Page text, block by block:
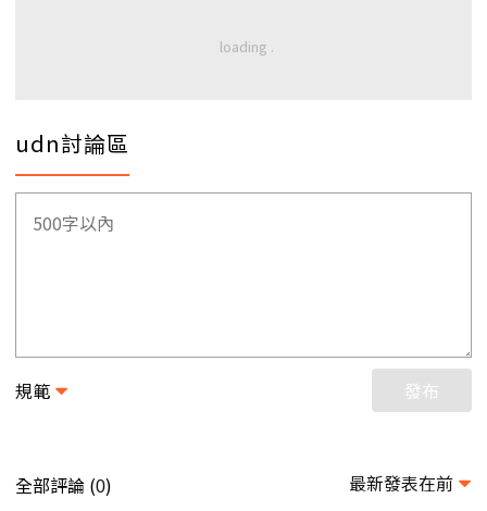
udn討論區
規範 發布
全部評論 (0) 最新發表在前